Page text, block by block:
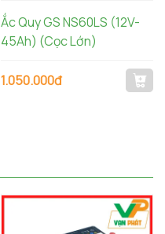
Ắc Quy GS NS60LS (12V-
45Ah) (Cọc Lớn)
1.050.000đ